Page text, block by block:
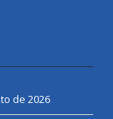
de 2026